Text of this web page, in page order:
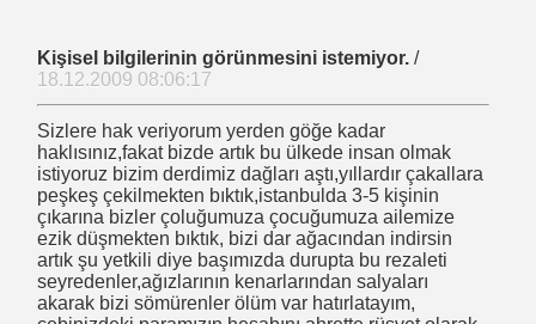
Kişisel bilgilerinin görünmesini istemiyor. /
18.12.2009 08:06:17
Sizlere hak veriyorum yerden göğe kadar
haklısınız,fakat bizde artık bu ülkede insan olmak
istiyoruz bizim derdimiz dağları aştı,yıllardır çakallara
peşkeş çekilmekten bıktık,istanbulda 3-5 kişinin
çıkarına bizler çoluğumuza çocuğumuza ailemize
ezik düşmekten bıktık, bizi dar ağacından indirsin
artık şu yetkili diye başımızda durupta bu rezaleti
seyredenler,ağızlarının kenarlarından salyaları
akarak bizi sömürenler ölüm var hatırlatayım,
ERDOĞAN Makalesi